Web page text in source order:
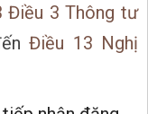
Điều 3 Thông tư
Điều 13 Nghị